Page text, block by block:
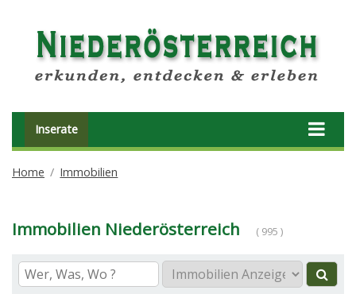
Inserate
Home Immobilien
Immobilien Niederösterreich ( 995 )